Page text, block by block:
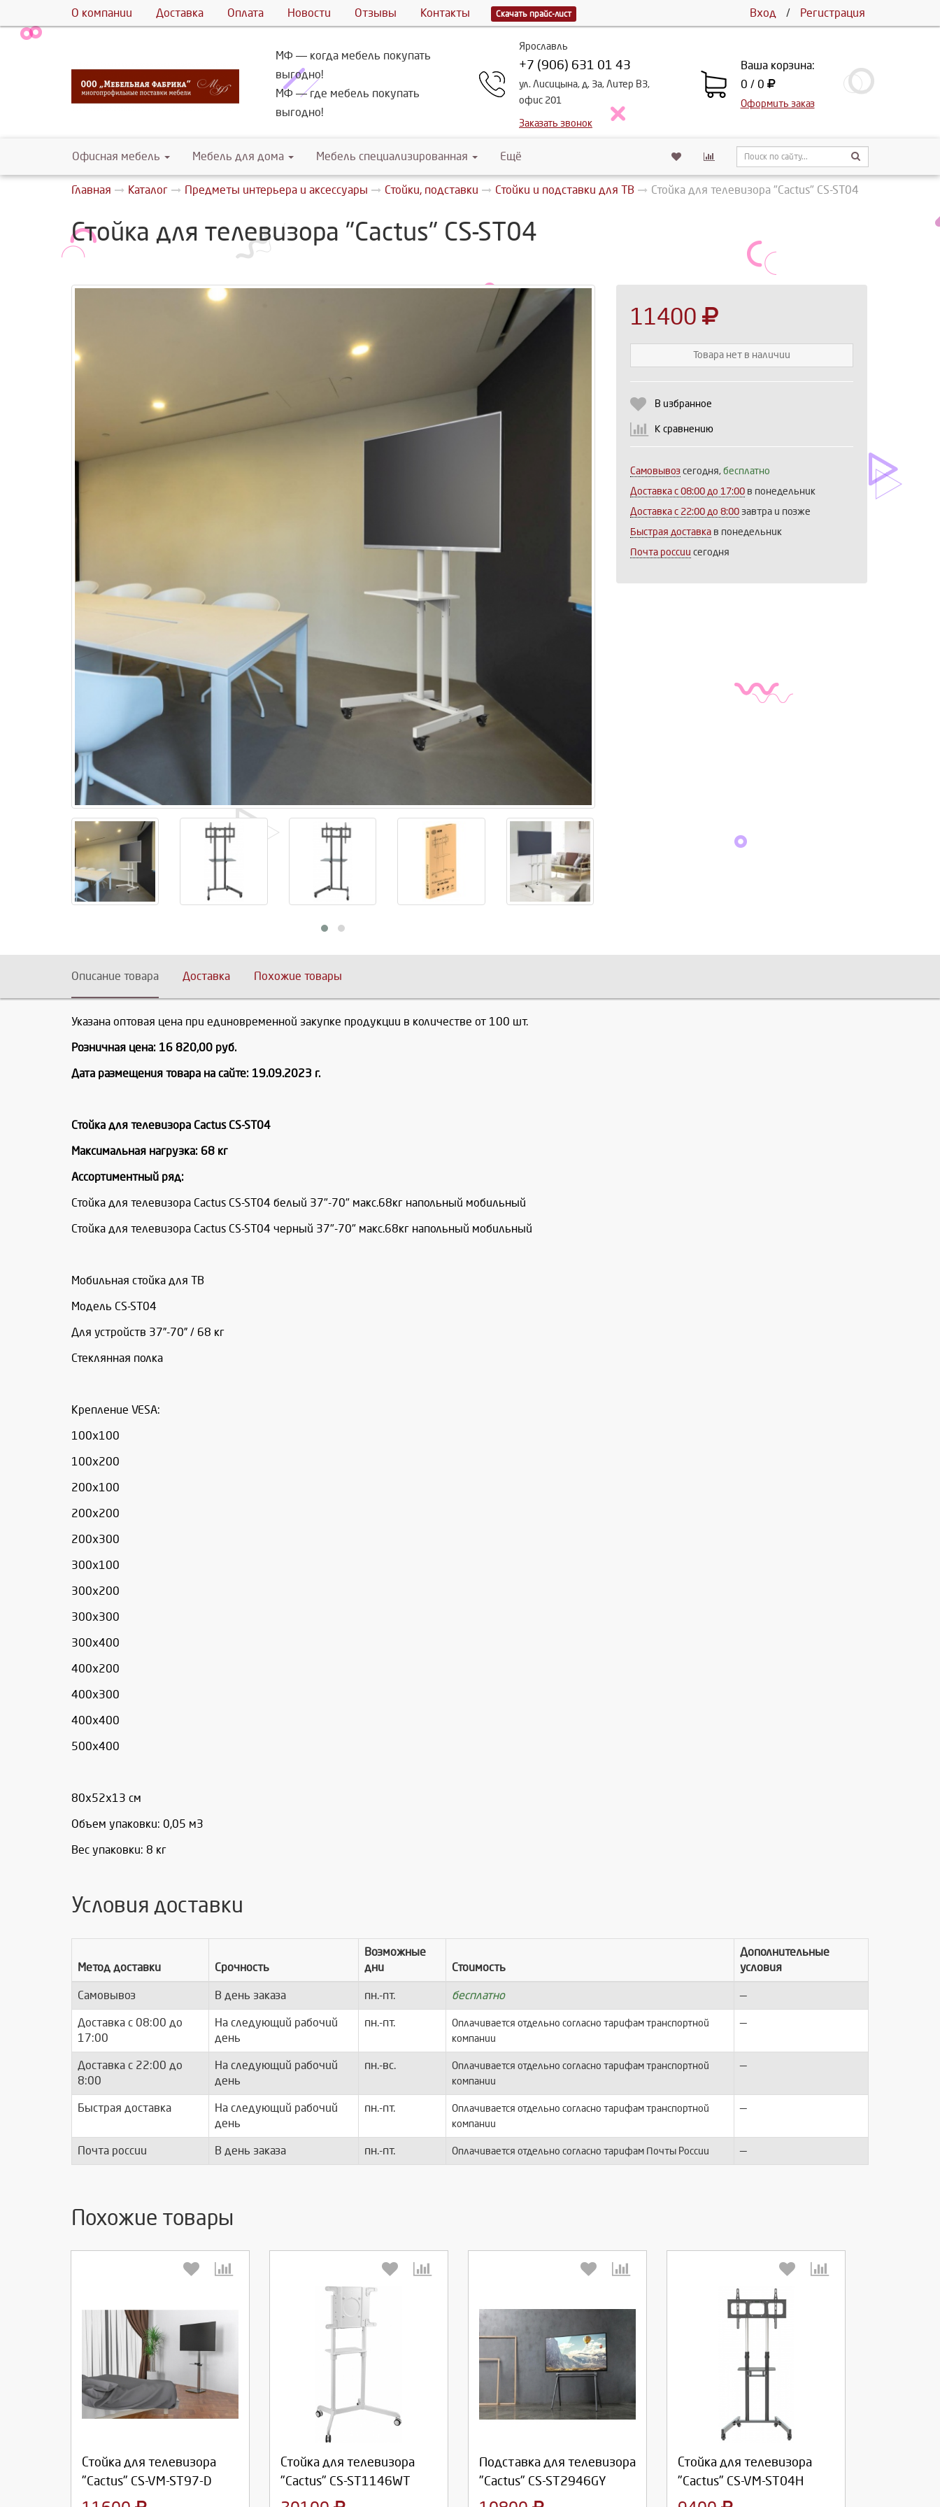
О компании Доставка Оплата Новости Отзывы Контакты Скачать прайс-лист Вход / Регистрация
МФ ― когда мебель покупать
выгодно!
МФ ― где мебель покупать
выгодно!
Ярославль
+7 (906) 631 01 43
ул. Лисицына, д. 3а, Литер В3,
офис 201
Заказать звонок
Ваша корзина:
0 / 0
Оформить заказ
Офисная мебель Мебель для дома Мебель специализированная Ещё
Главная Каталог Предметы интерьера и аксессуары Стойки, подставки Стойки и подставки для ТВ Стойка для телевизора "Cactus" CS-ST04
Стойка для телевизора "Cactus" CS-ST04
11400
Товара нет в наличии
В избранное
К сравнению
Самовывозсегодня, бесплатно
Доставка c 08:00 до 17:00в понедельник
Доставка с 22:00 до 8:00завтра и позже
Быстрая доставкав понедельник
Почта россии сегодня
Описание товара Доставка Похожие товары
Указана оптовая цена при единовременной закупке продукции в количестве от 100 шт.
Розничная цена: 16 820,00 руб.
Дата размещения товара на сайте: 19.09.2023 г.
Стойка для телевизора Cactus CS-ST04
Максимальная нагрузка: 68 кг
Ассортиментный ряд:
Стойка для телевизора Cactus CS-ST04 белый 37"-70" макс.68кг напольный мобильный
Стойка для телевизора Cactus CS-ST04 черный 37"-70" макс.68кг напольный мобильный
Мобильная стойка для ТВ
Модель CS-ST04
Для устройств 37”-70” / 68 кг
Стеклянная полка
Крепление VESA:
100х100
100х200
200х100
200х200
200х300
300х100
300х200
300х300
300х400
400х200
400х300
400х400
500х400
80x52x13 cм
Объем упаковки: 0,05 м3
Вес упаковки: 8 кг
Условия доставки
Метод доставки Срочность
Возможные
дни
Стоимость
Дополнительные
условия
Самовывоз В день заказа пн.-пт. бесплатно —
Доставка c 08:00 до
17:00
На следующий рабочий
день
пн.-пт.
Оплачивается отдельно согласно тарифам транспортной
компании
—
Доставка с 22:00 до
8:00
На следующий рабочий
день
пн.-вс.
Оплачивается отдельно согласно тарифам транспортной
компании
—
Быстрая доставка
На следующий рабочий
день
пн.-пт.
Оплачивается отдельно согласно тарифам транспортной
компании
—
Почта россии В день заказа пн.-пт. Оплачивается отдельно согласно тарифам Почты России —
Похожие товары
Стойка для телевизора
"Cactus" CS-VM-ST97-D
Выберите количество:
Стойка для телевизора
"Cactus" CS-ST1146WT
Продолжить
Подставка для телевизора
"Cactus" CS-ST2946GY
Выберите количество:
Стойка для телевизора
"Cactus" CS-VM-ST04H
Выберите количество:
Продолжить Отмена